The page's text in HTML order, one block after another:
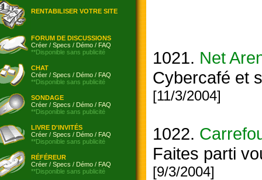
RENTABILISER VOTRE SITE
FORUM DE DISCUSSIONS
Créer / Specs / Démo / FAQ
**Disponible sans publicité
CHAT
Créer / Specs / Démo / FAQ
**Disponible sans publicité
SONDAGE
Créer / Specs / Démo / FAQ
**Disponible sans publicité
LIVRE D'INVITÉS
Créer / Specs / Démo / FAQ
**Disponible sans publicité
RÉFÉREUR
Créer / Specs / Démo / FAQ
**Disponible sans publicité
1021. Net
Cybercafé et
[11/3/2004]
1022.
Faites parti
[9/3/2004]